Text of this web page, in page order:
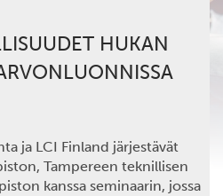
HUKAN
ja LCI Finland järjestävät
Tampereen teknillisen
kanssa seminaarin, jossa